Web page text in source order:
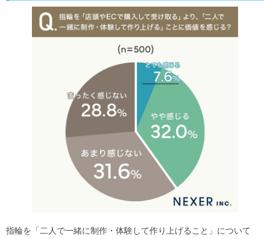
指輪を「二人で一緒に制作・体験して作り上げること」について